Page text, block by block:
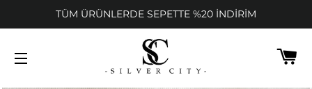
TÜM ÜRÜNLERDE SEPETTE %20 İNDİRİM
SITEDE GEZINME